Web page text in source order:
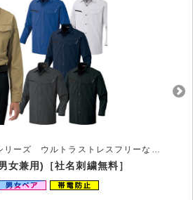
アイトス作業服AZ-2430シリーズ ウルトラストレスフリーな作業服
兼用)［社名刺繍無料］